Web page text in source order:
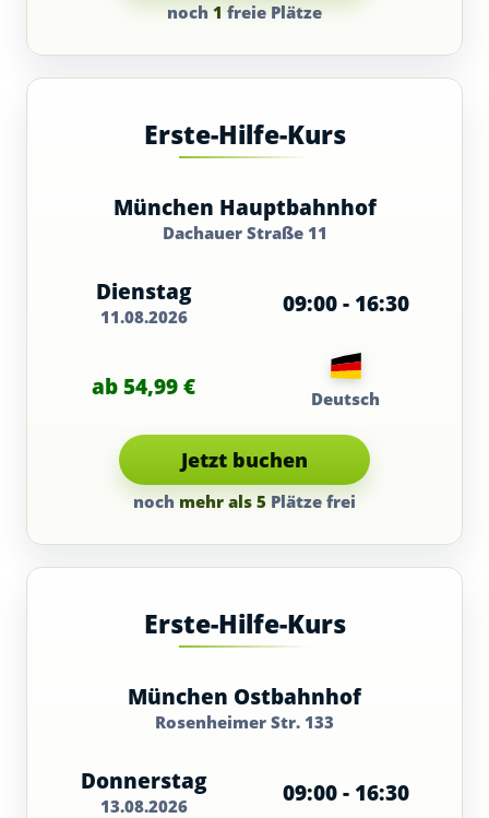
noch 1 freie Plätze
Erste-Hilfe-Kurs
München Hauptbahnhof
Dachauer Straße 11
Dienstag
11.08.2026 09:00 - 16:30
ab 54,99 € Deutsch
Jetzt buchen
noch mehr als 5 Plätze frei
Erste-Hilfe-Kurs
München Ostbahnhof
Rosenheimer Str. 133
Donnerstag
13.08.2026 09:00 - 16:30